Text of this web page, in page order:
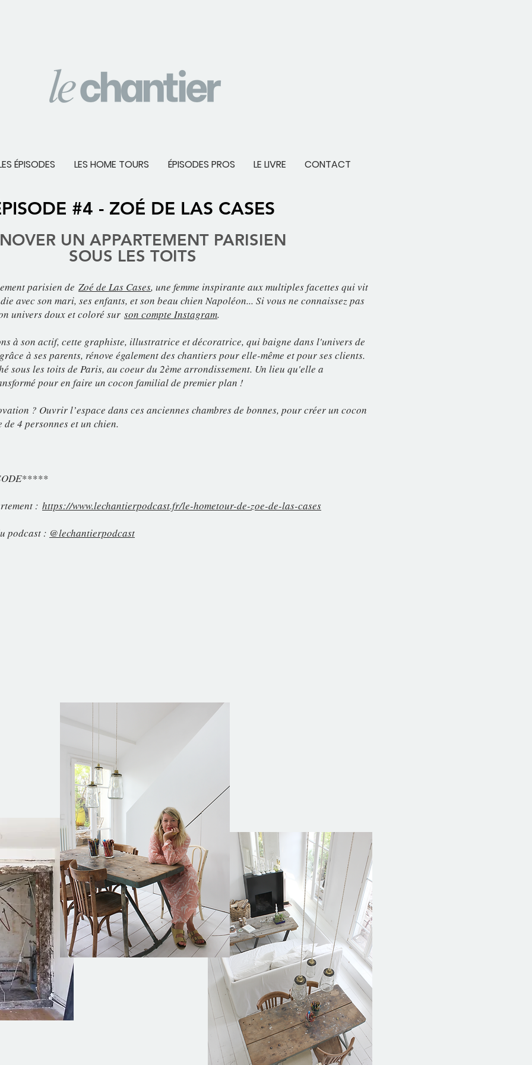
ÉPISODES LES HOME TOURS ÉPISODES PROS LE LIVRE CONTACT
#4 - ZOÉ DE LAS CASES
UN APPARTEMENT PARISIEN
SOUS LES TOITS
parisien de Zoé de Las Cases, une femme inspirante aux multiples facettes qui vit
avec son mari, ses enfants, et son beau chien Napoléon... Si vous ne connaissez pas
univers doux et coloré sur son compte Instagram.
à son actif, cette graphiste, illustratrice et décoratrice, qui baigne dans l'univers de
à ses parents, rénove également des chantiers pour elle-même et pour ses clients.
sous les toits de Paris, au coeur du 2ème arrondissement. Un lieu qu'elle a
pour en faire un cocon familial de premier plan !
? Ouvrir l’espace dans ces anciennes chambres de bonnes, pour créer un cocon
4 personnes et un chien.
: https://www.lechantierpodcast.fr/le-hometour-de-zoe-de-las-cases
podcast : @lechantierpodcast